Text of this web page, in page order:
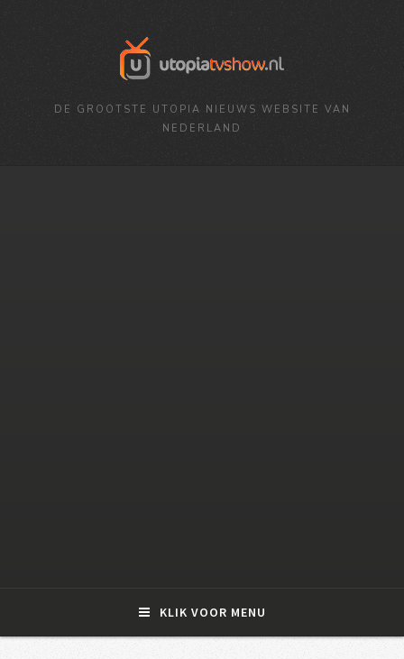
DE GROOTSTE UTOPIA NIEUWS WEBSITE VAN
NEDERLAND
KLIK VOOR MENU